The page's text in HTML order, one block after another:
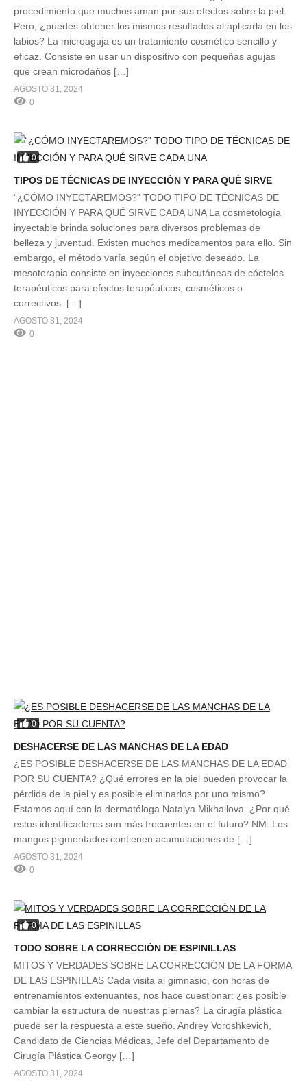
procedimiento que muchos aman por sus efectos sobre la piel.
Pero, ¿puedes obtener los mismos resultados al aplicarla en los
labios? La microaguja es un tratamiento cosmético sencillo y
eficaz. Consiste en usar un dispositivo con pequeñas agujas
que crean microdaños […]
AGOSTO 31, 2024
0
0
TIPOS DE TÉCNICAS DE INYECCIÓN Y PARA QUÉ SIRVE
“¿CÓMO INYECTAREMOS?” TODO TIPO DE TÉCNICAS DE
INYECCIÓN Y PARA QUÉ SIRVE CADA UNA La cosmetología
inyectable brinda soluciones para diversos problemas de
belleza y juventud. Existen muchos medicamentos para ello. Sin
embargo, el método varía según el objetivo deseado. La
mesoterapia consiste en inyecciones subcutáneas de cócteles
terapéuticos para efectos terapéuticos, cosméticos o
correctivos. […]
AGOSTO 31, 2024
0
0
DESHACERSE DE LAS MANCHAS DE LA EDAD
¿ES POSIBLE DESHACERSE DE LAS MANCHAS DE LA EDAD
POR SU CUENTA? ¿Qué errores en la piel pueden provocar la
pérdida de la piel y es posible eliminarlos por uno mismo?
Estamos aquí con la dermatóloga Natalya Mikhailova. ¿Por qué
estos identificadores son más frecuentes en el futuro? NM: Los
mangos pigmentados contienen acumulaciones de […]
AGOSTO 31, 2024
0
0
TODO SOBRE LA CORRECCIÓN DE ESPINILLAS
MITOS Y VERDADES SOBRE LA CORRECCIÓN DE LA FORMA
DE LAS ESPINILLAS Cada visita al gimnasio, con horas de
entrenamientos extenuantes, nos hace cuestionar: ¿es posible
cambiar la estructura de nuestras piernas? La cirugía plástica
puede ser la respuesta a este sueño. Andrey Voroshkevich,
Candidato de Ciencias Médicas, Jefe del Departamento de
Cirugía Plástica Georgy […]
AGOSTO 31, 2024